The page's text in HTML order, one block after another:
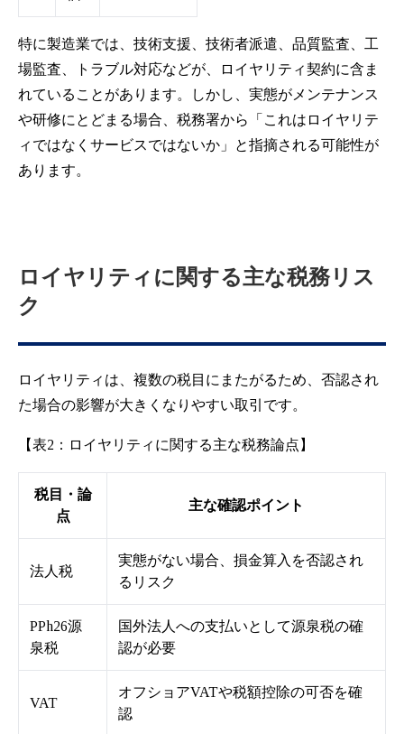
特に製造業では、技術支援、技術者派遣、品質監査、工
場監査、トラブル対応などが、ロイヤリティ契約に含ま
れていることがあります。しかし、実態がメンテナンス
や研修にとどまる場合、税務署から「これはロイヤリテ
ィではなくサービスではないか」と指摘される可能性が
あります。
ロイヤリティに関する主な税務リス
ク
ロイヤリティは、複数の税目にまたがるため、否認され
た場合の影響が大きくなりやすい取引です。
【表2：ロイヤリティに関する主な税務論点】
税目・論
点
主な確認ポイント
法人税
実態がない場合、損金算入を否認され
るリスク
PPh26源
泉税
国外法人への支払いとして源泉税の確
認が必要
VAT
オフショアVATや税額控除の可否を確
認